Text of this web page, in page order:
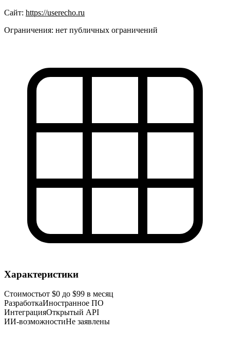
Сайт: https://userecho.ru
Ограничения: нет публичных ограничений
Характеристики
Стоимостьот $0 до $99 в месяц
РазработкаИностранное ПО
ИнтеграцияОткрытый API
ИИ-возможностиНе заявлены